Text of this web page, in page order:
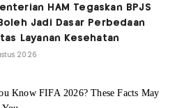
HAM Tegaskan BPJS
Jadi Dasar Perbedaan
Layanan Kesehatan
2026